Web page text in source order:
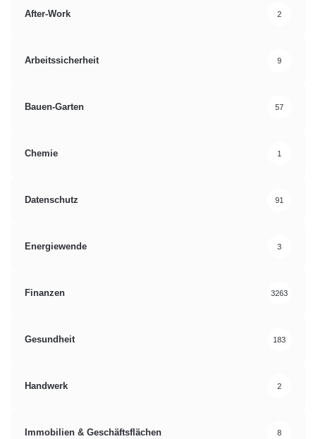
After-Work 2
Arbeitssicherheit 9
Bauen-Garten 57
Chemie 1
Datenschutz 91
Energiewende 3
Finanzen 3263
Gesundheit 183
Handwerk 2
Immobilien & Geschäftsflächen 8